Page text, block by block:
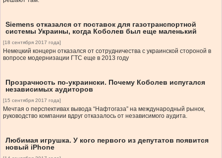
Siemens отказался от поставок для газотранспортной
системы Украины, когда Коболев был еще маленький
[18 сентября 2017 года]
Немецкий концерн отказался от сотрудничества с украинской стороной в
вопросе модернизации ГТС еще в 2013 году
Прозрачность по-украински. Почему Коболев испугался
независимых аудиторов
[15 сентября 2017 года]
Мечтая о перспективах вывода “Нафтогаза” на международный рынок,
руководство компании вдруг отказалось от независимого аудита.
Любимая игрушка. У кого первого из депутатов появится
новый iPhone